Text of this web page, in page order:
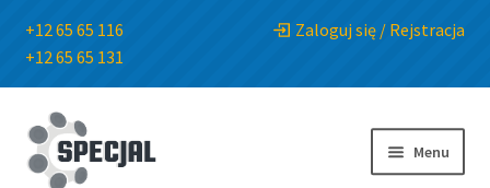
+12 65 65 116
+12 65 65 131
Zaloguj się / Rejstracja
Przejdź
do
nawigacji
Przejdź
do
treści
Menu